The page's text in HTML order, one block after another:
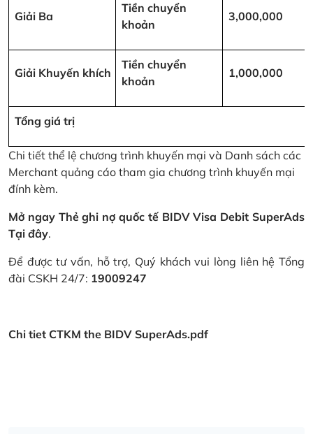
Giải Ba
Tiền chuyển
khoản
3,000,000
Giải Khuyến khích
Tiền chuyển
khoản
1,000,000
Tổng giá trị
Chi tiết thể lệ chương trình khuyến mại và Danh sách các
Merchant quảng cáo tham gia chương trình khuyến mại
đính kèm.
Mở ngay Thẻ ghi nợ quốc tế BIDV Visa Debit SuperAds
Tại đây.
Để được tư vấn, hỗ trợ, Quý khách vui lòng liên hệ Tổng
đài CSKH 24/7: 19009247
Chi tiet CTKM the BIDV SuperAds.pdf